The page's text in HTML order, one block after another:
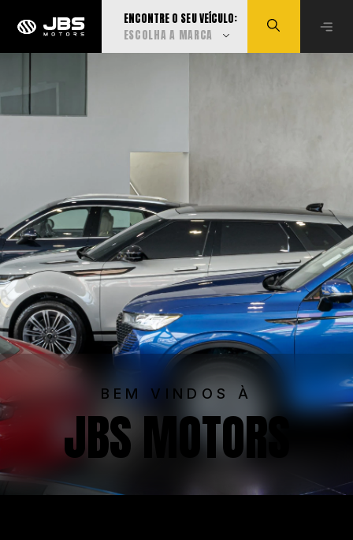
ENCONTRE O SEU VEÍCULO:
ESCOLHA A MARCA
BMW
Can-Am
Caoa Changan
Caoa Chery
Chevrolet
BEM VINDOS À
JBS MOTORS